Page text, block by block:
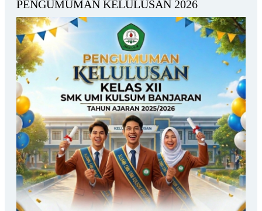
PENGUMUMAN KELULUSAN 2026